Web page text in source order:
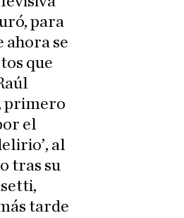
para
ahora se
que
primero
el
al
tras su
tarde